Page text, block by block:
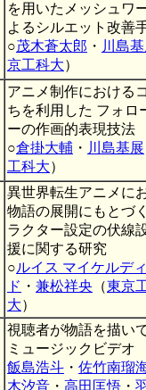
を用いたメッシュワ
よるシルエット改善
○茂木蒼太郎 ・ 川島
京工科大）
アニメ制作における
ちを利用した フォロ
ーの作画的表現技法
○倉掛大輔 ・ 川島基展
工科大）
異世界転生アニメに
物語の展開にもとづ
ラクター設定の伏線
援に関する研究
○ルイス マイケルデ
ド ・ 兼松祥央 （東京
大）
視聴者が物語を描い
ミュージックビデオ
飯島浩斗 ・ 佐竹南瑠
木汐音 ・ 高田匡悟 ・